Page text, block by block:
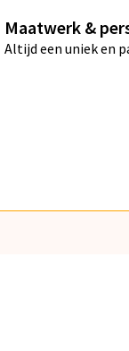
Maatwerk &
Altijd een uniek en